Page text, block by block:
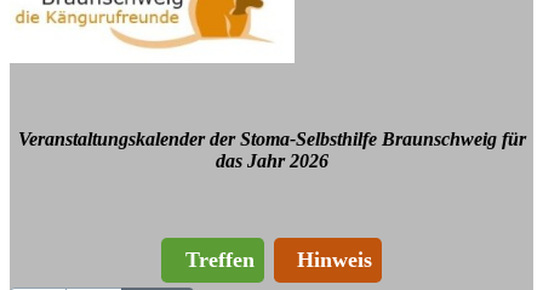
Veranstaltungskalender der Stoma-Selbsthilfe Braunschweig für
das Jahr 2026
Treffen Hinweis